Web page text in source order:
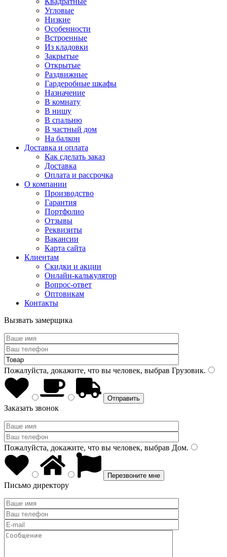
Угловые
Низкие
Особенности
Встроенные
Из кладовки
Закрытые
Открытые
Раздвижные
Гардеробные шкафы
Назначение
В комнату
В нишу
В спальню
В частный дом
На балкон
Доставка и оплата
Как сделать заказ
Доставка
Оплата и рассрочка
О компании
Производство
Гарантия
Портфолио
Отзывы
Реквизиты
Вакансии
Карта сайта
Клиентам
Скидки и акции
Онлайн-калькулятор
Вопрос-ответ
Оптовикам
Контакты
Вызвать замерщика
Пожалуйста, докажите, что вы человек, выбрав Грузовик.
Заказать звонок
Пожалуйста, докажите, что вы человек, выбрав Дом.
Письмо директору